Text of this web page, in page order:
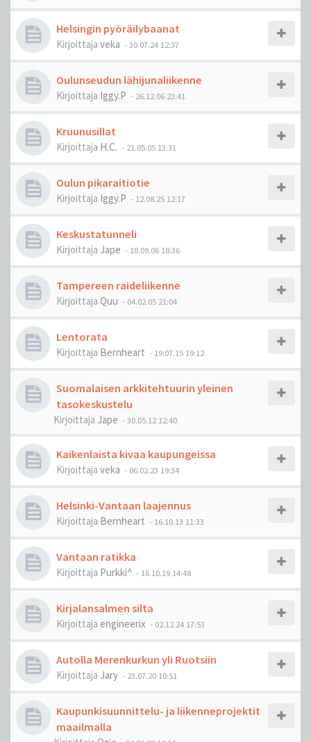
Helsingin pyöräilybaanat
Kirjoittaja veka -30.07.24 12:37
Oulunseudun lähijunaliikenne
Kirjoittaja Iggy.P - 26.12.06 23:41
Kruunusillat
Kirjoittaja H.C. - 21.05.05 13:31
Oulun pikaraitiotie
Kirjoittaja Iggy.P - 12.08.25 12:17
Keskustatunneli
Kirjoittaja Jape - 18.09.06 18:36
Tampereen raideliikenne
Kirjoittaja Quu - 04.02.05 21:04
Lentorata
Kirjoittaja Bernheart - 19.07.15 19:12
Suomalaisen arkkitehtuurin yleinen
tasokeskustelu
Kirjoittaja Jape -30.05.12 12:40
Kaikenlaista kivaa kaupungeissa
Kirjoittaja veka - 06.02.23 19:34
Helsinki-Vantaan laajennus
Kirjoittaja Bernheart - 16.10.13 11:33
Vantaan ratikka
Kirjoittaja Purkki^ - 16.10.19 14:48
Kirjalansalmen silta
Kirjoittaja engineerix - 02.12.24 17:53
Autolla Merenkurkun yli Ruotsiin
Kirjoittaja Jary - 23.07.20 10:51
Kaupunkisuunnittelu- ja liikenneprojektit
maailmalla